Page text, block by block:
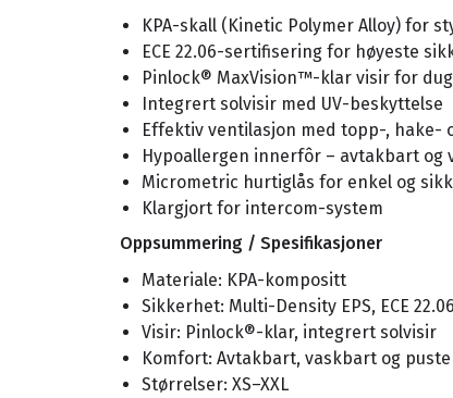
KPA-skall (Kinetic Polymer Alloy) for
ECE 22.06-sertifisering for høyeste
Pinlock® MaxVision™-klar visir for
Integrert solvisir med UV-beskyttelse
Effektiv ventilasjon med topp-, hake-
Hypoallergen innerfôr – avtakbart og
Micrometric hurtiglås for enkel og
Klargjort for intercom-system
Oppsummering / Spesifikasjoner
Materiale: KPA-kompositt
Sikkerhet: Multi-Density EPS, ECE 22.06
Visir: Pinlock®-klar, integrert solvisir
Komfort: Avtakbart, vaskbart og
Størrelser: XS–XXL